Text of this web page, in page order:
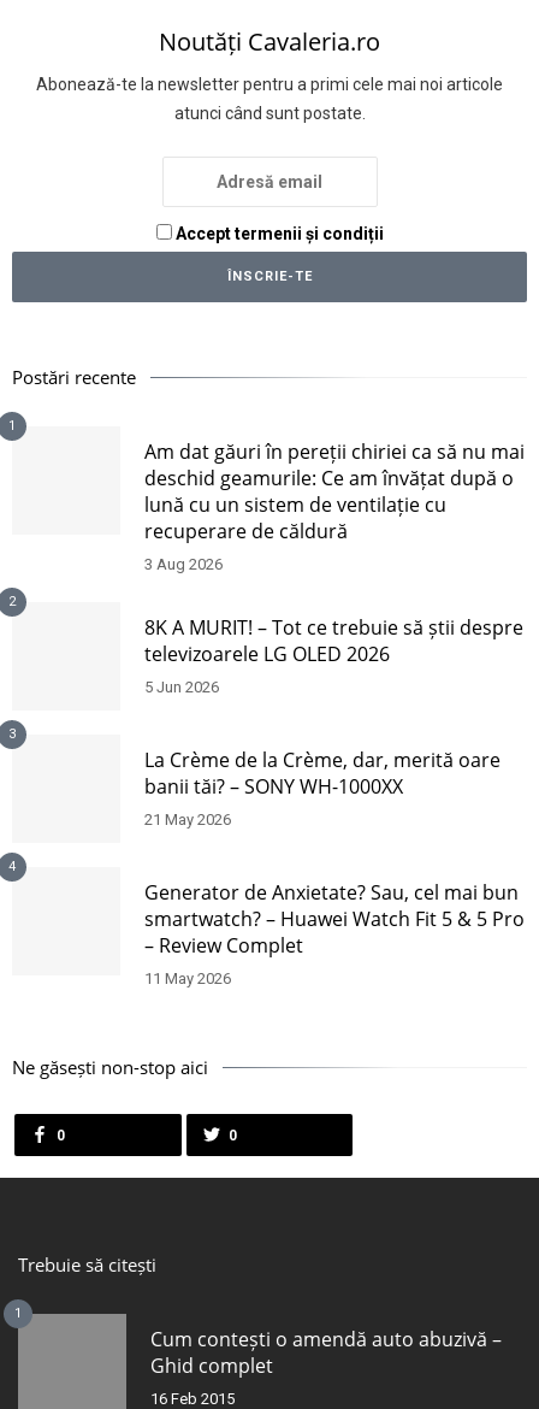
Noutăți Cavaleria.ro
Abonează-te la newsletter pentru a primi cele mai noi articole
atunci când sunt postate.
Accept termenii și condiții
Postări recente
1
Am dat găuri în pereții chiriei ca să nu mai
deschid geamurile: Ce am învățat după o
lună cu un sistem de ventilație cu
recuperare de căldură
3 Aug 2026
2
8K A MURIT! – Tot ce trebuie să știi despre
televizoarele LG OLED 2026
5 Jun 2026
3
La Crème de la Crème, dar, merită oare
banii tăi? – SONY WH-1000XX
21 May 2026
4
Generator de Anxietate? Sau, cel mai bun
smartwatch? – Huawei Watch Fit 5 & 5 Pro
– Review Complet
11 May 2026
Ne găsești non-stop aici
0 0
Trebuie să citești
1
Cum contești o amendă auto abuzivă –
Ghid complet
16 Feb 2015